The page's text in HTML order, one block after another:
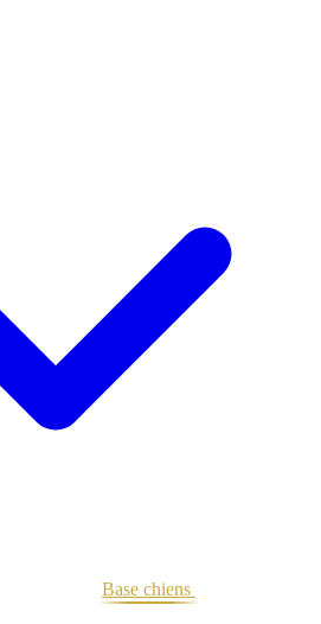
Base chiens